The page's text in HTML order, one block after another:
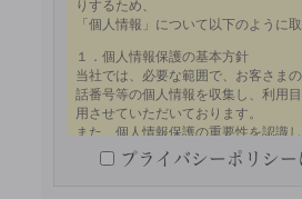
プライバシーポリシー